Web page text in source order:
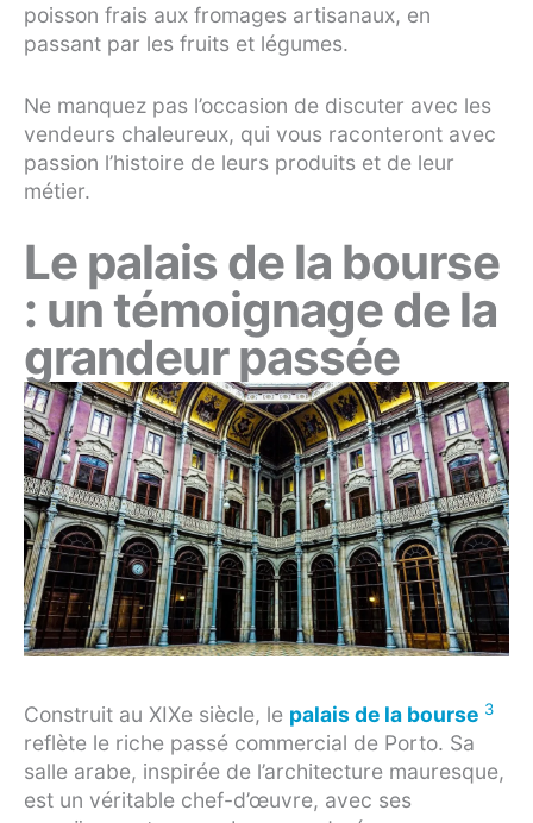
poisson frais aux fromages artisanaux, en
passant par les fruits et légumes.
Ne manquez pas l’occasion de discuter avec les
vendeurs chaleureux, qui vous raconteront avec
passion l’histoire de leurs produits et de leur
métier.
Le palais de la bourse
: un témoignage de la
grandeur passée
Construit au XIXe siècle, le palais de la bourse 3
reflète le riche passé commercial de Porto. Sa
salle arabe, inspirée de l’architecture mauresque,
est un véritable chef-d’œuvre, avec ses